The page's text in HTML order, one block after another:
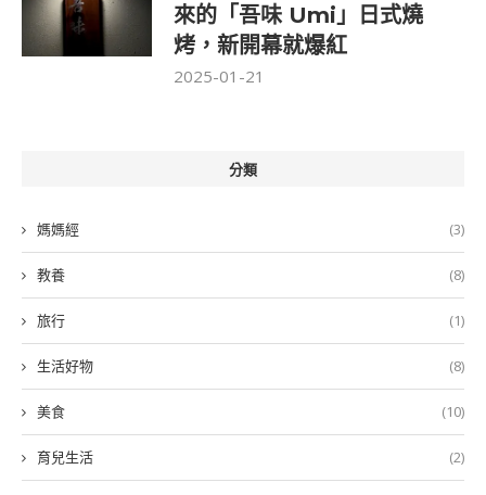
來的「吾味 Umi」日式燒
烤，新開幕就爆紅
2025-01-21
分類
媽媽經 (3)
教養 (8)
旅行 (1)
生活好物 (8)
美食 (10)
育兒生活 (2)